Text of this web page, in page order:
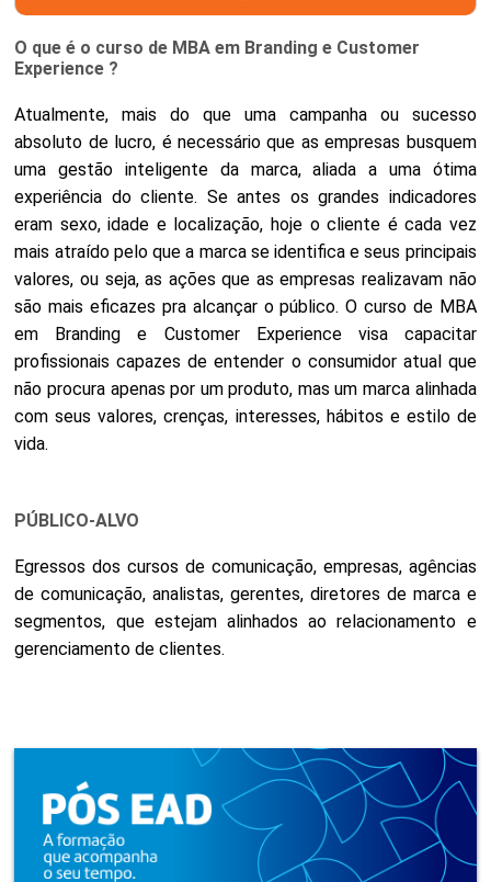
O que é o curso de MBA em Branding e Customer
Experience ?
Atualmente, mais do que uma campanha ou sucesso
absoluto de lucro, é necessário que as empresas busquem
uma gestão inteligente da marca, aliada a uma ótima
experiência do cliente. Se antes os grandes indicadores
eram sexo, idade e localização, hoje o cliente é cada vez
mais atraído pelo que a marca se identifica e seus principais
valores, ou seja, as ações que as empresas realizavam não
são mais eficazes pra alcançar o público. O curso de MBA
em Branding e Customer Experience visa capacitar
profissionais capazes de entender o consumidor atual que
não procura apenas por um produto, mas um marca alinhada
com seus valores, crenças, interesses, hábitos e estilo de
vida.
PÚBLICO-ALVO
Egressos dos cursos de comunicação, empresas, agências
de comunicação, analistas, gerentes, diretores de marca e
segmentos, que estejam alinhados ao relacionamento e
gerenciamento de clientes.